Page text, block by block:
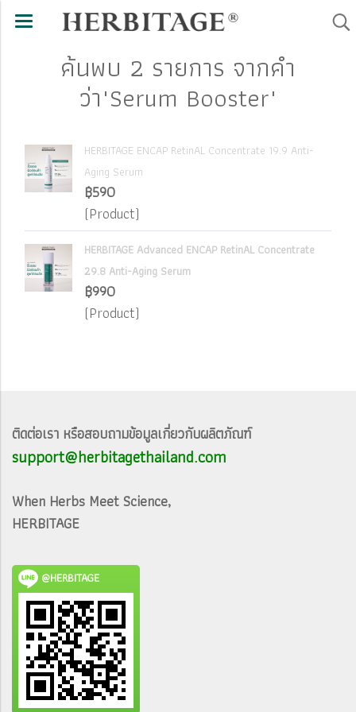
ค้นพบ 2 รายการ จากคำ
ว่า"Serum Booster"
HERBITAGE ENCAP RetinAL Concentrate 19.9 Anti-
Aging Serum
฿590
(Product)
HERBITAGE Advanced ENCAP RetinAL Concentrate
29.8 Anti-Aging Serum
฿990
(Product)
ติดต่อเรา หรือสอบถามข้อมูลเกี่ยวกับผลิตภัณฑ์
support@herbitagethailand.com
When Herbs Meet Science,
HERBITAGE
@HERBITAGE